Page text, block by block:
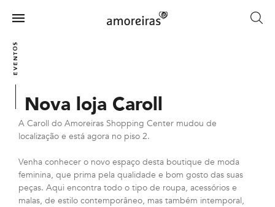
mainMenu
EVENTOS
Nova loja Caroll
A Caroll do Amoreiras Shopping Center mudou de
localização e está agora no piso 2.
Venha conhecer o novo espaço desta boutique de moda
feminina, que prima pela qualidade e bom gosto das suas
peças. Aqui encontra todo o tipo de roupa, acessórios e
malas, de estilo contemporâneo, mas também intemporal,